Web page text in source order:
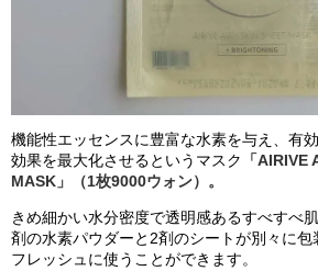
機能性エッセンスに豊富な水素を与え、有
効果を最大化させるというマスク
「AIRIVE
MASK」（1枚9000ウォン）。
きめ細かい水分密度で透明感あるすべすべ
剤の水素パウダーと2剤のシートが別々に包
フレッシュに使うことができます。